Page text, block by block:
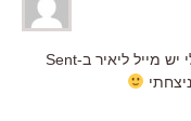
אם כבר קרב אוכל על מי היה פה קודם, אצלי יש מייל ליאיר ב-Sent